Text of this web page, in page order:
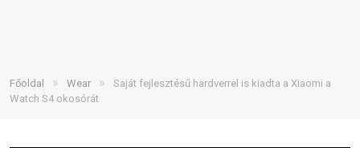
Főoldal » Wear »
Saját fejlesztésű hardverrel is kiadta a Xiaomi a
Watch S4 okosórát